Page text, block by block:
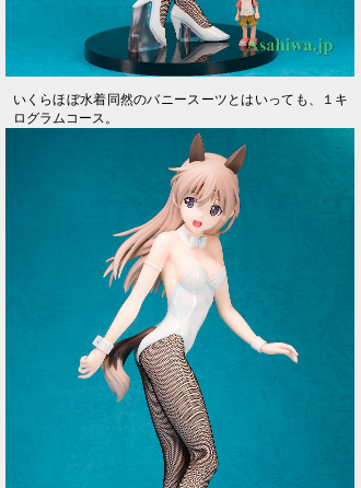
いくらほぼ水着同然のバニースーツとはいっても、１キ
ログラムコース。